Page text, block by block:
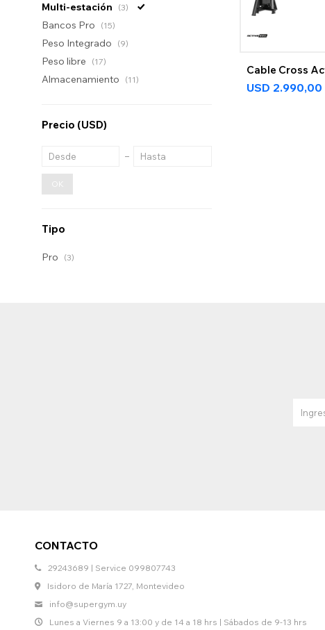
Cable Cross
USD 2.990,00
Multi-estación (3)
Bancos Pro (15)
Peso Integrado (9)
Peso libre (17)
Almacenamiento (11)
Precio (USD)
OK
Tipo
Pro (3)
CONTACTO
29243689 | Service 099807743
Isidoro de María 1727, Montevideo
info@supergym.uy
Lunes a Viernes 9 a 13:00 y de 14 a 18 hrs | Sábados de 9-13 hrs